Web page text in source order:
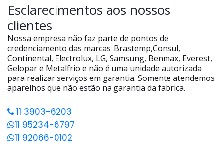
Esclarecimentos aos nossos
clientes
Nossa empresa não faz parte de pontos de
credenciamento das marcas: Brastemp,Consul,
Continental, Electrolux, LG, Samsung, Benmax, Everest,
Gelopar e Metalfrio e não é uma unidade autorizada
para realizar serviços em garantia. Somente atendemos
aparelhos que não estão na garantia da fabrica.
11 3903-6203
11 95234-6797
11 92066-0102